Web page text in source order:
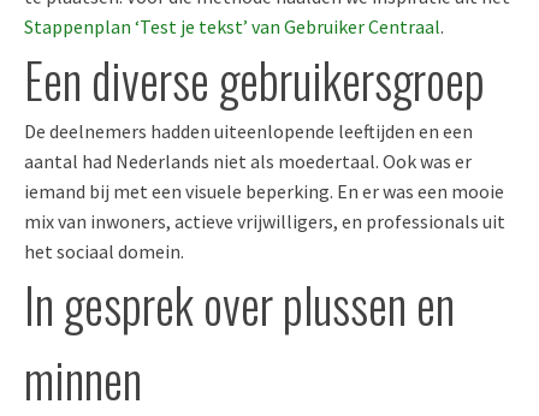
Stappenplan ‘Test je tekst’ van Gebruiker Centraal.
Een diverse gebruikersgroep
De deelnemers hadden uiteenlopende leeftijden en een
aantal had Nederlands niet als moedertaal. Ookwas er
iemand bij met een visuele beperking. En er was een mooie
mix van inwoners, actieve vrijwilligers, en professionals uit
het sociaal domein.
In gesprek over plussen en
minnen